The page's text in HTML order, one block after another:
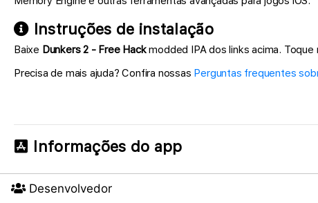
Instruções de instalação
Baixe Dunkers 2 - Free Hackmodded IPA dos links acima. Toque
Precisa de mais ajuda? Confira nossas Perguntas frequentes
Informações do app
Desenvolvedor